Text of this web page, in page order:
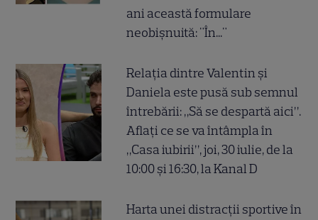
ani această formulare
neobișnuită: "În..."
Relația dintre Valentin și
Daniela este pusă sub semnul
întrebării: „Să se despartă aici”.
Aflați ce se va întâmpla în
„Casa iubirii”, joi, 30 iulie, de la
10:00 și 16:30, la Kanal D
Harta unei distracții sportive în